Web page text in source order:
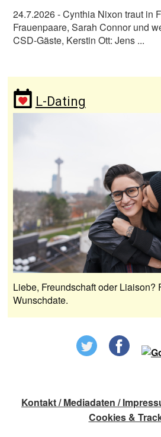
24.7.2026- Cynthia Nixon traut in
Frauenpaare, Sarah Connor und
CSD-Gäste, Kerstin Ott: Jens ...
L-Dating
Liebe, Freundschaft oder Liaison?
Wunschdate.
Kontakt / Mediadaten /
Cookies &